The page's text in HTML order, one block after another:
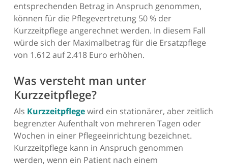
entsprechenden Betrag in Anspruch genommen,
können für die Pflegevertretung 50 % der
Kurzzeitpflege angerechnet werden. In diesem Fall
würde sich der Maximalbetrag für die Ersatzpflege
von 1.612 auf 2.418 Euro erhöhen.
Was versteht man unter
Kurzzeitpflege?
Als Kurzzeitpflegewird ein stationärer, aber zeitlich
begrenzter Aufenthalt von mehreren Tagen oder
Wochen in einer Pflegeeinrichtung bezeichnet.
Kurzzeitpflege kann in Anspruch genommen
werden, wenn ein Patient nach einem